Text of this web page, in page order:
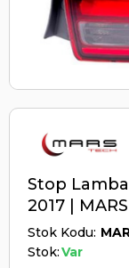
Stop
2017 | MARS
Stok Kodu
Stok:Var